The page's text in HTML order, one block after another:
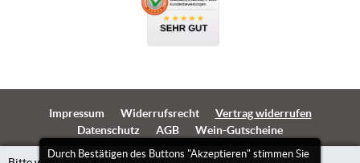
Durch Bestätigen des Buttons "Akzeptieren" stimmen Sie
Impressum Widerrufsrecht
Vertrag widerrufen
Datenschutz
AGB Wein-Gutscheine